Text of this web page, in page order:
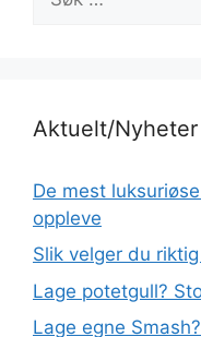
etter:
Aktuelt/Nyheter
De mest
oppleve
Slik velger du
Lage potetgull?
Lage egne